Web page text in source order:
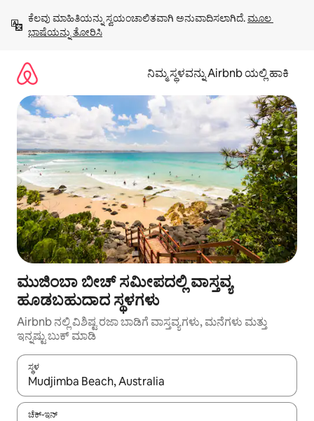
ಹೋಗಿ
ಕೆಲವು ಮಾಹಿತಿಯನ್ನು ಸ್ವಯಂಚಾಲಿತವಾಗಿ ಅನುವಾದಿಸಲಾಗಿದೆ. ಮೂಲ
ಭಾಷೆಯನ್ನು ತೋರಿಸಿ
ನಿಮ್ಮ ಸ್ಥಳವನ್ನು Airbnb ಯಲ್ಲಿ ಹಾಕಿ
ಮುಜಿಂಬಾ ಬೀಚ್ ಸಮೀಪದಲ್ಲಿ ವಾಸ್ತವ್ಯ
ಹೂಡಬಹುದಾದ ಸ್ಥಳಗಳು
Airbnb ನಲ್ಲಿ ವಿಶಿಷ್ಟ ರಜಾ ಬಾಡಿಗೆ ವಾಸ್ತವ್ಯಗಳು, ಮನೆಗಳು ಮತ್ತು
ಇನ್ನಷ್ಟು ಬುಕ್ ಮಾಡಿ
ಸ್ಥಳ
ಫಲಿತಾಂಶಗಳು ಲಭ್ಯವಿರುವಾಗ, ಅಪ್ ಮತ್ತು ಡೌನ್ ಬಾಣದ ಕೀಲಿಗಳೊಂದಿಗೆ
ಚೆಕ್-ಇನ್